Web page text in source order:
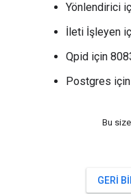
Yönlendirici
İleti İşleyen
Qpid için
Postgres
Bu
GERI